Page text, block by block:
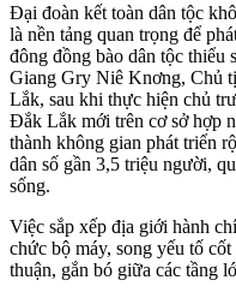
Đại đoàn kết toàn dân tộc
là nền tảng quan trọng để
đông đồng bào dân tộc thiểu
Giang Gry Niê Knơng, Chủ
Lắk, sau khi thực hiện chủ
Đắk Lắk mới trên cơ sở hợp
thành không gian phát triển
dân số gần 3,5 triệu người,
sống.
Việc sắp xếp địa giới hành
chức bộ máy, song yếu tố
thuận, gắn bó giữa các tầng